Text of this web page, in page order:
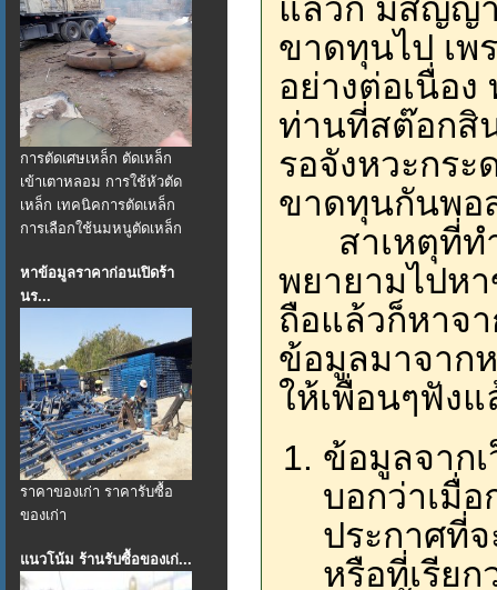
การตัดเศษเหล็ก ตัดเหล็ก
เข้าเตาหลอม การใช้หัวตัด
เหล็ก เทคนิคการตัดเหล็ก
การเลือกใช้นมหนูตัดเหล็ก
หาข้อมูลราคาก่อนเปิดร้า
นร...
ราคาของเก่า ราคารับซื้อ
ของเก่า
แนวโน้ม ร้านรับซื้อของเก่...
แล้วก็ มีสัญญ
ขาดทุนไป เพ
อย่างต่อเนื่อ
ท่านที่สต๊อกสิ
รอจังหวะกร
ขาดทุนกันพอ
สาเหตุที่ทำ
พยายามไปห
ถือแล้วก็หาจ
ข้อมูลมาจาก
ให้เพื่อนๆฟัง
ข้อมูลจากเ
บอกว่าเมื่
ประกาศที่
หรือที่เรีย